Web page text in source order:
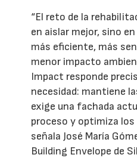
“El reto de la
en aislar mejor, sino
más eficiente, más
menor impacto
Impact responde
necesidad: mantiene
exige una fachada
proceso y optimiza los
señala José María
Building Envelope de